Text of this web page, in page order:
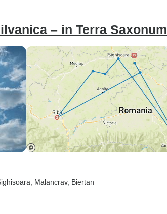
– in Terra Saxonum
, Malancrav, Biertan